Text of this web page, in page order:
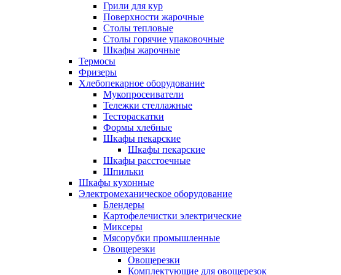
Грили для кур
Поверхности жарочные
Столы тепловые
Столы горячие упаковочные
Шкафы жарочные
Термосы
Фризеры
Хлебопекарное оборудование
Мукопросеиватели
Тележки стеллажные
Тестораскатки
Формы хлебные
Шкафы пекарские
Шкафы пекарские
Шкафы расстоечные
Шпильки
Шкафы кухонные
Электромеханическое оборудование
Блендеры
Картофелечистки электрические
Миксеры
Мясорубки промышленные
Овощерезки
Овощерезки
Комплектующие для овощерезок